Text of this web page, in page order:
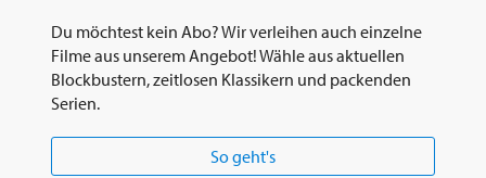
Du möchtest kein Abo? Wir verleihen auch einzelne
Filme aus unserem Angebot! Wähle aus aktuellen
Blockbustern, zeitlosen Klassikern und packenden
Serien.
So geht's